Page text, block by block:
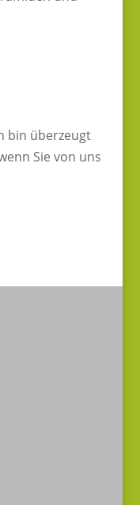
bin überzeugt
Sie von uns